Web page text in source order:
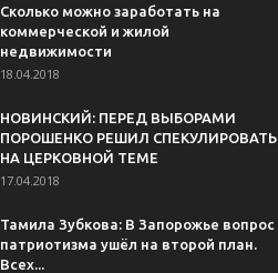
Сколько можно заработать на
коммерческой и жилой
недвижимости
18.04.2018
НОВИНСКИЙ: ПЕРЕД ВЫБОРАМИ
ПОРОШЕНКО РЕШИЛ СПЕКУЛИРОВАТЬ
НА ЦЕРКОВНОЙ ТЕМЕ
17.04.2018
Тамила Зубкова: В Запорожье вопрос
патриотизма ушёл на второй план.
Всех...